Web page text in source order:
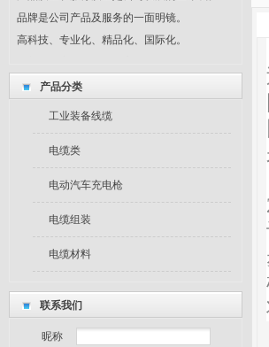
制度共守、风险共担、利益共享。
最新公告
我们坚持回报社会，奉献爱心。
品牌是公司产品及服务的一面明镜。
创新、务实、求真、用心。
制度共守、风险共担、利益共享。
产品分类
工业装备线缆
电缆类
电动汽车充电枪
电缆组装
电缆材料
联系我们
昵称